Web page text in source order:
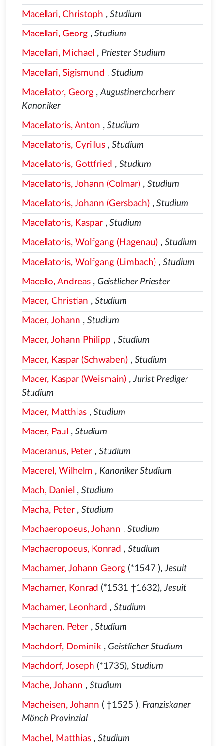
Macellari, Christoph , Studium
Macellari, Georg, Studium
Macellari, Michael , Priester Studium
Macellari, Sigismund , Studium
Macellator, Georg, Augustinerchorherr
Kanoniker
Macellatoris, Anton , Studium
Macellatoris, Cyrillus, Studium
Macellatoris, Gottfried , Studium
Macellatoris, Johann (Colmar), Studium
Macellatoris, Johann (Gersbach), Studium
Macellatoris, Kaspar, Studium
Macellatoris, Wolfgang (Hagenau), Studium
Macellatoris, Wolfgang (Limbach), Studium
Macello, Andreas, Geistlicher Priester
Macer, Christian , Studium
Macer, Johann , Studium
Macer, Johann Philipp , Studium
Macer, Kaspar (Schwaben), Studium
Macer, Kaspar (Weismain),Jurist Prediger
Studium
Macer, Matthias, Studium
Macer, Paul , Studium
Maceranus, Peter, Studium
Macerel, Wilhelm , Kanoniker Studium
Mach, Daniel , Studium
Macha, Peter, Studium
Machaeropoeus, Johann , Studium
Machaeropoeus, Konrad , Studium
Machamer, Johann Georg(*1547 ),Jesuit
Machamer, Konrad (*1531 †1632),Jesuit
Machamer, Leonhard , Studium
Macharen, Peter, Studium
Machdorf, Dominik , Geistlicher Studium
Machdorf, Joseph (*1735), Studium
Mache, Johann , Studium
Macheisen, Johann ( †1525 ), Franziskaner
Mönch Provinzial
Machel, Matthias, Studium